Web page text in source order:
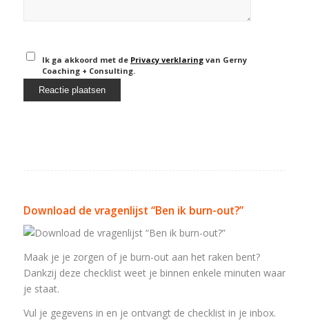
Ik ga akkoord met de Privacy verklaring van Gerny
Coaching + Consulting.
Download de vragenlijst “Ben ik burn-out?”
Maak je je zorgen of je burn-out aan het raken bent?
Dankzij deze checklist weet je binnen enkele minuten waar
je staat.
Vul je gegevens in en je ontvangt de checklist in je inbox.